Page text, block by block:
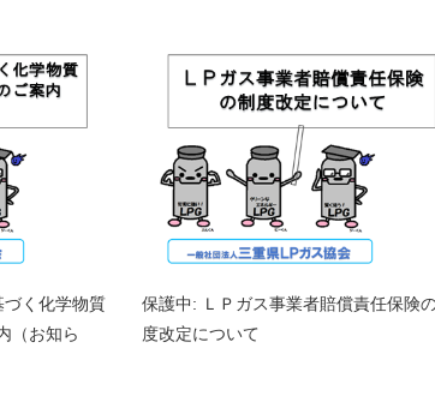
く化学物質
（お知ら
保護中: ＬＰガス事業者賠償責任保険
度改定について